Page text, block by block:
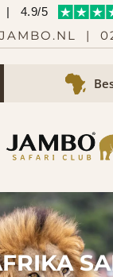
| 4.9/5
|